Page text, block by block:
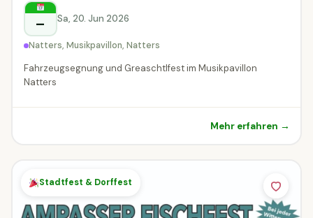
– Sa, 20. Jun 2026
Natters, Musikpavillon, Natters
Fahrzeugsegnung und Greaschtlfest im Musikpavillon
Natters
Mehr erfahren →
Stadtfest & Dorffest